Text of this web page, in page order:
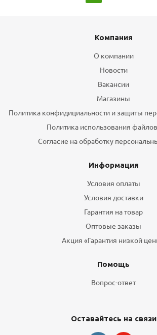
Компания
О компании
Новости
Вакансии
Магазины
Политика конфидициальности и защиты
Политика использования
Согласие на обработку
Информация
Условия оплаты
Условия доставки
Гарантия на товар
Оптовые заказы
Акция «Гарантия низкой
Помощь
Вопрос-ответ
Оставайтесь на связи